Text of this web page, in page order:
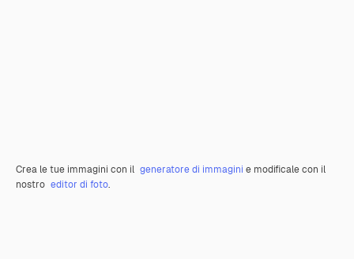
Crea le tue immagini con il generatore di immagini e modificale con il
nostro editor di foto.